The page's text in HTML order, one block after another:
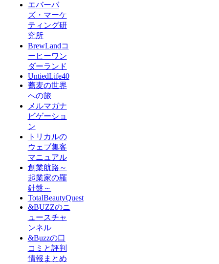
エバーバ
ズ・マーケ
ティング研
究所
BrewLandコ
ーヒーワン
ダーランド
UntiedLife40
蕎麦の世界
への旅
メルマガナ
ビゲーショ
ン
トリカルの
ウェブ集客
マニュアル
創業航路～
起業家の羅
針盤～
TotalBeautyQuest
&BUZZのニ
ュースチャ
ンネル
&Buzzの口
コミと評判
情報まとめ